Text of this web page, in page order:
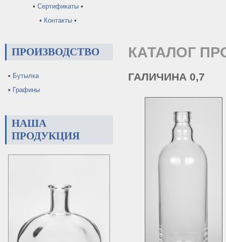
• Сертификаты •
• Контакты •
ПРОИЗВОДСТВО
• Бутылка
• Графины
НАША
ПРОДУКЦИЯ
КАТАЛОГ
ГАЛИЧИНА 0,7